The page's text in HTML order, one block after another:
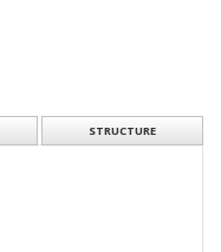
STRUCTURE